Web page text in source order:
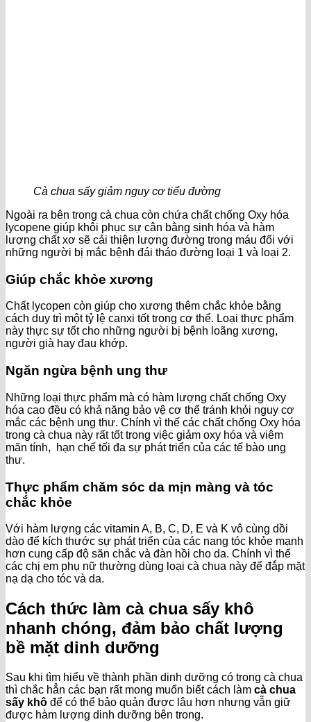
Cà chua sấy giảm nguy cơ tiểu đường
Ngoài ra bên trong cà chua còn chứa chất chống Oxy hóa
lycopene giúp khôi phục sự cân bằng sinh hóa và hàm
lượng chất xơ sẽ cải thiện lượng đường trong máu đối với
những người bị mắc bệnh đái tháo đường loại 1 và loại 2.
Giúp chắc khỏe xương
Chất lycopen còn giúp cho xương thêm chắc khỏe bằng
cách duy trì một tỷ lệ canxi tốt trong cơ thể. Loại thực phẩm
này thực sự tốt cho những người bị bệnh loãng xương,
người già hay đau khớp.
Ngăn ngừa bệnh ung thư
Những loại thực phẩm mà có hàm lượng chất chống Oxy
hóa cao đều có khả năng bảo vệ cơ thể tránh khỏi nguy cơ
mắc các bệnh ung thư. Chính vì thế các chất chống Oxy hóa
trong cà chua này rất tốt trong việc giảm oxy hóa và viêm
mãn tính, hạn chế tối đa sự phát triển của các tế bào ung
thư.
Thực phẩm chăm sóc da mịn màng và tóc
chắc khỏe
Với hàm lượng các vitamin A, B, C, D, E và K vô cùng dồi
dào để kích thước sự phát triển của các nang tóc khỏe mạnh
hơn cung cấp độ săn chắc và đàn hồi cho da. Chính vì thế
các chị em phụ nữ thường dùng loại cà chua này để đắp mặt
nạ dạ cho tóc và da.
Cách thức làm cà chua sấy khô
nhanh chóng, đảm bảo chất lượng
bề mặt dinh dưỡng
Sau khi tìm hiểu về thành phần dinh dưỡng có trong cà chua
thì chắc hẳn các bạn rất mong muốn biết cách làm cà chua
sấy khô để có thể bảo quản được lâu hơn nhưng vẫn giữ
được hàm lượng dinh dưỡng bên trong.